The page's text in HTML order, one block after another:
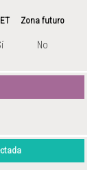
Zona futuro
No